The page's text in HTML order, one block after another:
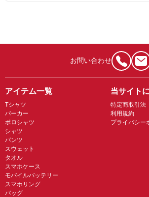
お問い合わせ
アイテム一覧
Tシャツ
パーカー
ポロシャツ
シャツ
パンツ
スウェット
タオル
スマホケース
モバイルバッテリー
スマホリング
バッグ
当サイト
特定商取引法
利用規約
プライバシー